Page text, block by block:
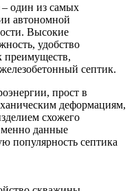
– один из самых
автономной
Высокие
удобство
преимуществ,
септик.
прост в
деформациям,
схожего
данные
популярность септика